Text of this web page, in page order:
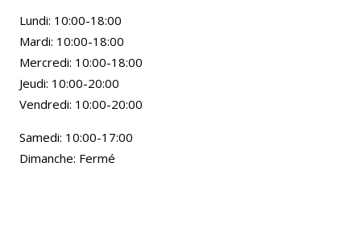
Lundi: 10:00-18:00
Mardi: 10:00-18:00
Mercredi: 10:00-18:00
Jeudi: 10:00-20:00
Vendredi: 10:00-20:00
Samedi: 10:00-17:00
Dimanche: Fermé